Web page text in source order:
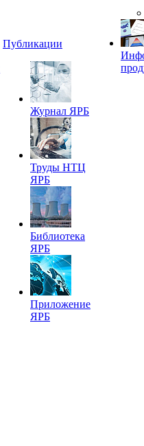
Публикации
Журнал ЯРБ
Труды НТЦ
ЯРБ
Библиотека
ЯРБ
Приложение
ЯРБ